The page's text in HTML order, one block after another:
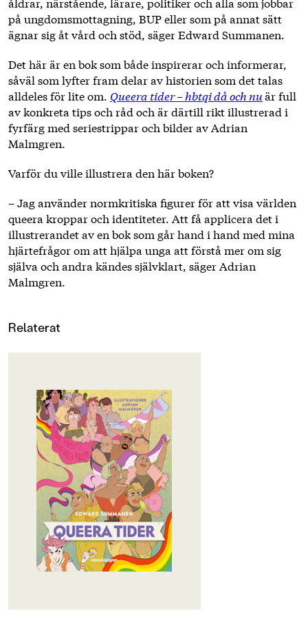
på ungdomsmottagning, BUP eller som på annat sätt
ägnar sig åt vård och stöd, säger Edward Summanen.
Det här är en bok som både inspirerar och informerar,
såväl som lyfter fram delar av historien som det talas
alldeles för lite om. Queera tider – hbtqi då och nuär full
av konkreta tips och råd och är därtill rikt illustrerad i
fyrfärg med seriestrippar och bilder av Adrian
Malmgren.
Varför du ville illustrera den här boken?
– Jag använder normkritiska figurer för att visa världen
queera kroppar och identiteter. Att få applicera det i
illustrerandet av en bok som går hand i hand med mina
hjärtefrågor om att hjälpa unga att förstå mer om sig
själva och andra kändes självklart, säger Adrian
Malmgren.
Relaterat
OM BOKEN
Hur har synen på personer som
bryter mot normer kring kön och
sexualitet förändrats under
historiens gång? Vilken utveckling
har skett när det kommer till hbtqi-
personers rättigheter i Sverige?
Vilka frågor är aktuella just nu? Och
vart kan du vända dig om du har
frågor om trans eller könsidentitet?
Queera tider - hbtqi då och nu tar
upp olika aspekter av att vara
intervjuer och skildringar av